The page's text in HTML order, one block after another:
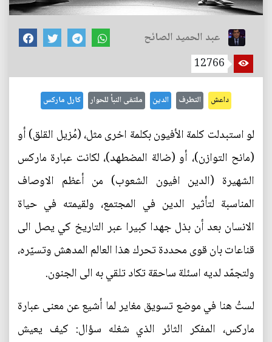
عبد الحميد الصائح
12766
داعش التطرف الدين ملتقى النبأ للحوار كارل ماركس
لو استبدلت كلمة الأفيون بكلمة اخرى مثل، (مُزيل القلق) أو
(مانح التوازن)، أو (ضالة المضطهد)، لكانت عبارة ماركس
الشهيرة (الدين افيون الشعوب) من أعظم الاوصاف
المناسبة لتأثير الدين في المجتمع، ولقيمته في حياة
الانسان بعد أن بذل جهدا كبيرا عبر التاريخ كي يصل الى
قناعات بان قوى محددة تحرك هذا العالم المدهش وتسيّره،
ولتجمّد لديه اسئلة ساحقة تكاد تلقي به الى الجنون.
لستُ هنا في موضع تسويق مغاير لما أشيع عن معنى عبارة
ماركس، المفكر الثائر الذي شغله سؤال: كيف يعيش